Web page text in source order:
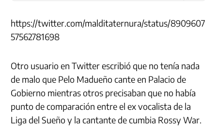
https://twitter.com/malditaternura/status/8909607
57562781698
Otro usuario en Twitter escribió que no tenía nada
de malo que Pelo Madueño cante en Palacio de
Gobierno mientras otros precisaban que no había
punto de comparación entre el ex vocalista de la
Liga del Sueño y la cantante de cumbia Rossy War.